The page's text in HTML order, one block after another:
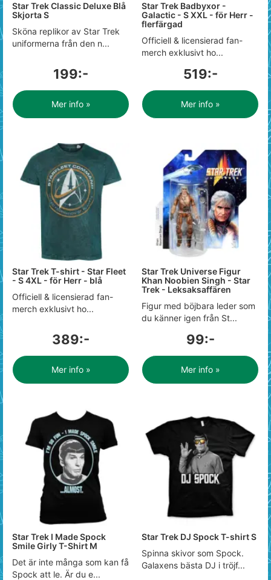
Star Trek Classic Deluxe Blå
Skjorta S
Sköna replikor av Star Trek
uniformerna från den n...
199:-
Mer info »
Star Trek Badbyxor -
Galactic - S XXL - för Herr -
flerfärgad
Officiell & licensierad fan-
merch exklusivt ho...
519:-
Mer info »
Star Trek T-shirt - Star Fleet
- S 4XL - för Herr - blå
Officiell & licensierad fan-
merch exklusivt ho...
389:-
Mer info »
Star Trek Universe Figur
Khan Noobien Singh - Star
Trek - Leksaksaffären
Figur med böjbara leder som
du känner igen från St...
99:-
Mer info »
Star Trek I Made Spock
Smile Girly T-Shirt M
Det är inte många som kan få
Spock att le. Är du e...
Star Trek DJ Spock T-shirt S
Spinna skivor som Spock.
Galaxens bästa DJ i tröjf...